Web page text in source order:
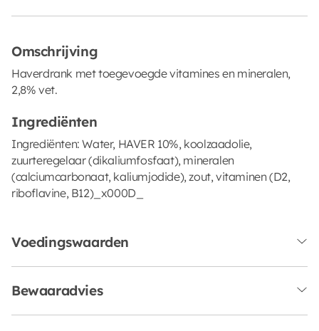
Omschrijving
Haverdrank met toegevoegde vitamines en mineralen,
2,8% vet.
Ingrediënten
Ingrediënten: Water, HAVER 10%, koolzaadolie,
zuurteregelaar (dikaliumfosfaat), mineralen
(calciumcarbonaat, kaliumjodide), zout, vitaminen (D2,
riboflavine, B12)_x000D_
Voedingswaarden
Bewaaradvies